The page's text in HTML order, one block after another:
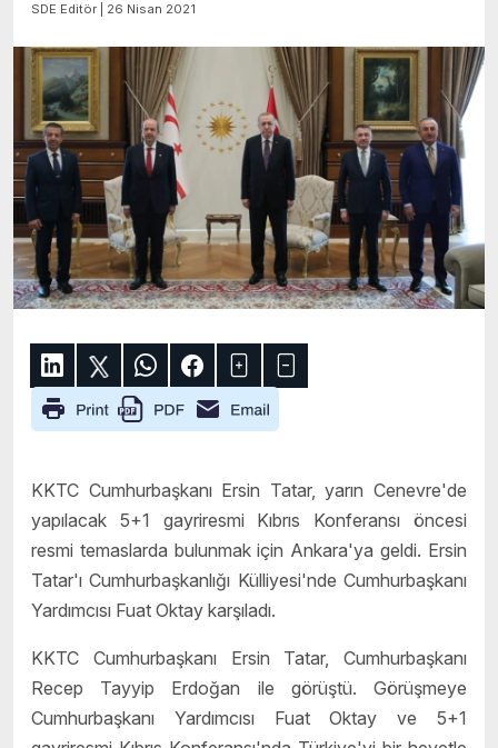
SDE Editör | 26 Nisan 2021
KKTC Cumhurbaşkanı Ersin Tatar, yarın Cenevre'de
yapılacak 5+1 gayriresmi Kıbrıs Konferansı öncesi
resmi temaslarda bulunmak için Ankara'ya geldi. Ersin
Tatar'ı Cumhurbaşkanlığı Külliyesi'nde Cumhurbaşkanı
Yardımcısı Fuat Oktay karşıladı.
KKTC Cumhurbaşkanı Ersin Tatar, Cumhurbaşkanı
Recep Tayyip Erdoğan ile görüştü. Görüşmeye
Cumhurbaşkanı Yardımcısı Fuat Oktay ve 5+1